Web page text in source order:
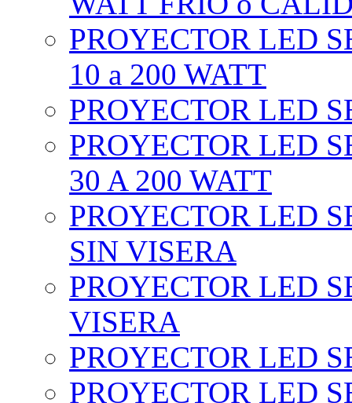
PROYECTOR LED
10 a 200 WATT
PROYECTOR LED
PROYECTOR LED
30 A 200 WATT
PROYECTOR LED
SIN VISERA
PROYECTOR LED
VISERA
PROYECTOR LED
PROYECTOR LED